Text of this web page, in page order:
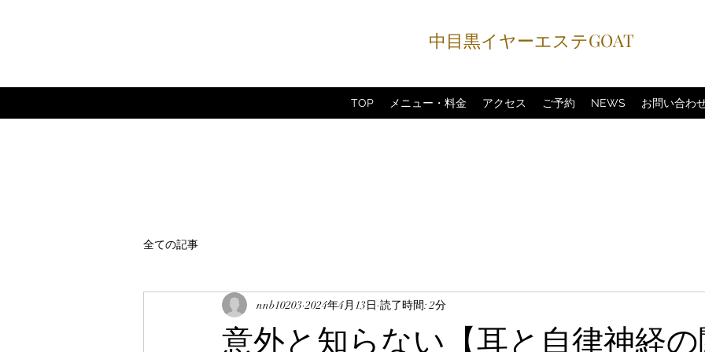
中目黒イヤーエステGOAT
TOP メニュー・料金 アクセス ご予約 NEWS お問い合わ
全ての記事
意外と知らない【耳と自律神経
nnb10203 2024年4月13日 読了時間: 2分